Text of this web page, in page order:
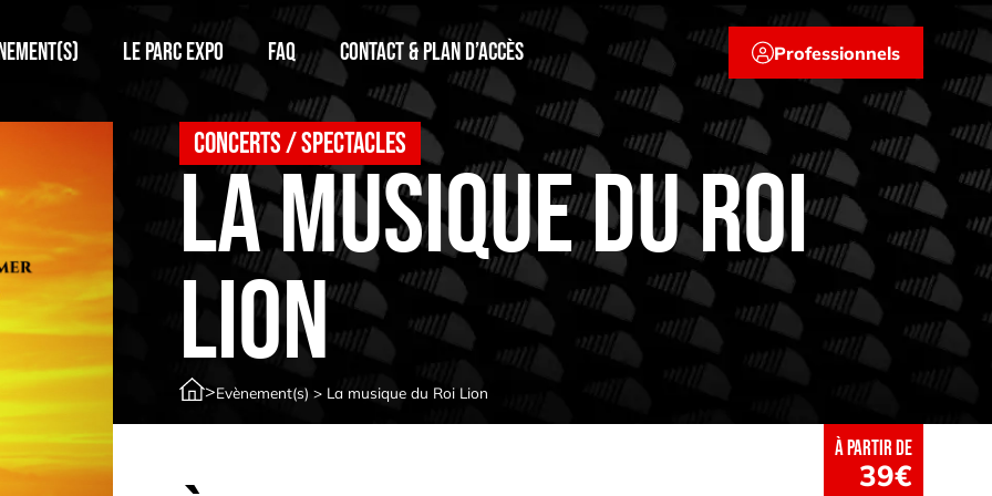
Le Parc Expo FAQ Contact & plan d’accès Professionnels
Concerts / spectacles
La musique du Roi
Lion
>Evènement(s) > La musique du Roi Lion
à partir de
39€